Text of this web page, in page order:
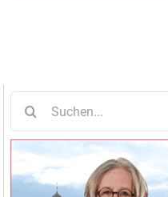
nach: